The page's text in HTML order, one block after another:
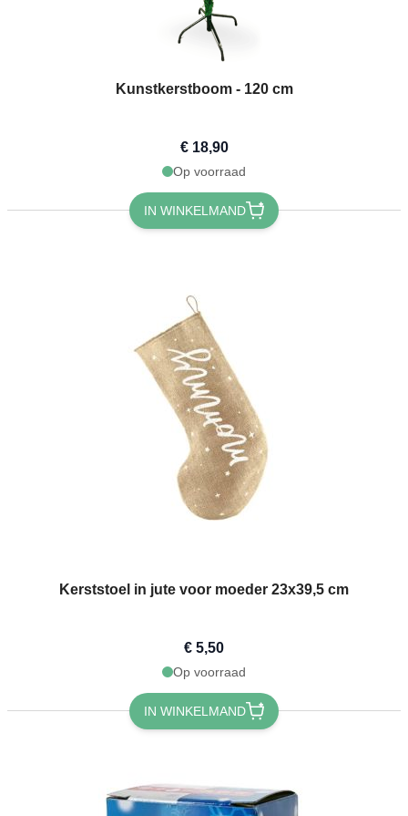
Kunstkerstboom - 120 cm
€ 18,90
Op voorraad
IN WINKELMAND
Kerststoel in jute voor moeder 23x39,5 cm
€ 5,50
Op voorraad
IN WINKELMAND